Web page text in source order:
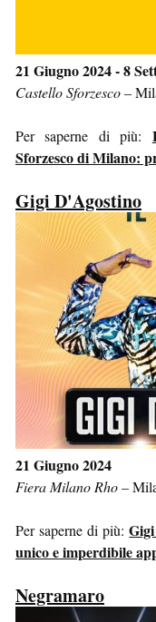
21 Giugno 2024 - 8
Castello Sforzesco–
Per saperne di più:
Sforzesco di Milano:
Gigi D'Agostino
21 Giugno 2024
Fiera Milano Rho–
Per saperne di più:
unico e imperdibile
Negramaro